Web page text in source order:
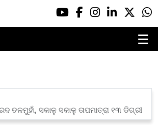
☰
ତଳମୁହାଁ, ସକାଳୁ ସକାଳୁ ତାପମାତ୍ରା ୧୩ ଡିଗ୍ରୀ